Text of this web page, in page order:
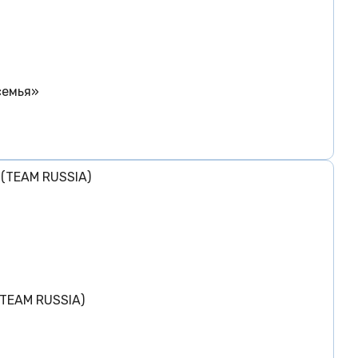
RUSSIA)